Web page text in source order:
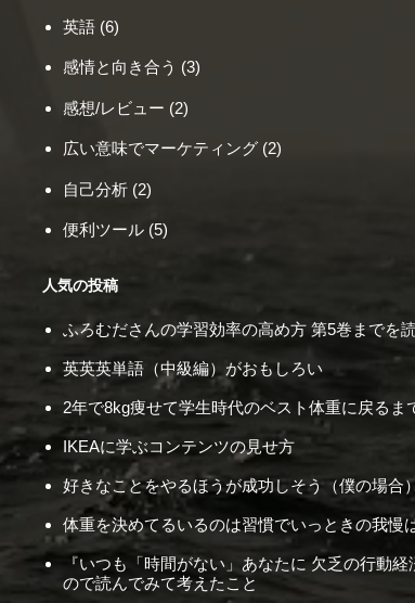
英語 (6)
感情と向き合う (3)
感想/レビュー (2)
広い意味でマーケティング (2)
自己分析 (2)
便利ツール (5)
人気の投稿
ふろむださんの学習効率の高め方 第5巻までを
英英英単語（中級編）がおもしろい
2年で8kg痩せて学生時代のベスト体重に戻るま
IKEAに学ぶコンテンツの見せ方
好きなことをやるほうが成功しそう（僕の場合
体重を決めてるいるのは習慣でいっときの我慢
『いつも「時間がない」あなたに 欠乏の行動
ので読んでみて考えたこと